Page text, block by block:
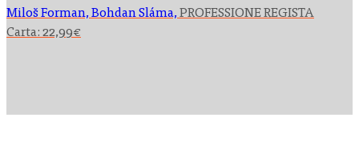
Miloš Forman, Bohdan Sláma,PROFESSIONE REGISTA
Carta: 22,99€